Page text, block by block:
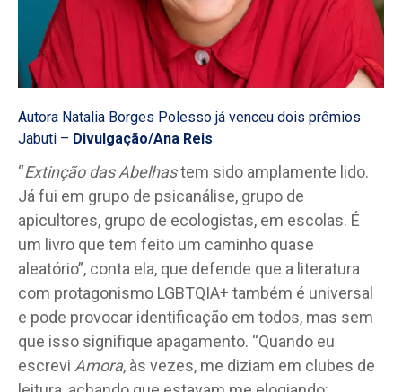
Autora Natalia Borges Polesso já venceu dois prêmios
Jabuti – Divulgação/Ana Reis
“Extinção das Abelhastem sido amplamente lido.
Já fui em grupo de psicanálise, grupo de
apicultores, grupo de ecologistas, em escolas. É
um livro que tem feito um caminho quase
aleatório”, conta ela, que defende que a literatura
com protagonismo LGBTQIA+ também é universal
e pode provocar identificação em todos, mas sem
que isso signifique apagamento. “Quando eu
escrevi Amora, às vezes, me diziam em clubes de